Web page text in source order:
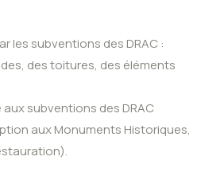
les subventions des DRAC :
des toitures, des éléments
subventions des DRAC
aux Monuments Historiques,